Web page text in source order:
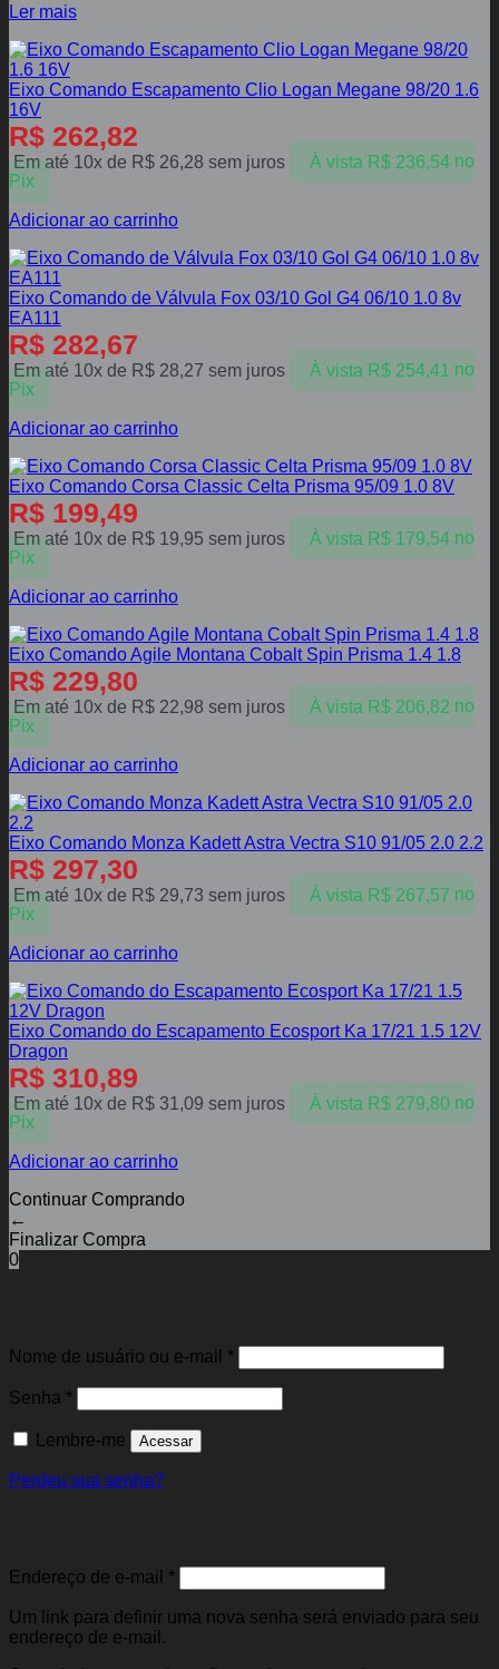
Ler mais
Eixo Comando Escapamento Clio Logan Megane 98/20 1.6
16V
R$ 262,82
Em até 10x de R$ 26,28 sem juros À vista R$236,54 no
Pix
Adicionar ao carrinho
Eixo Comando de Válvula Fox 03/10 Gol G4 06/10 1.0 8v
EA111
R$ 282,67
Em até 10x de R$ 28,27 sem juros À vista R$254,41 no
Pix
Adicionar ao carrinho
Eixo Comando Corsa Classic Celta Prisma 95/09 1.0 8V
R$ 199,49
Em até 10x de R$ 19,95 sem juros À vista R$179,54 no
Pix
Adicionar ao carrinho
Eixo Comando Agile Montana Cobalt Spin Prisma 1.4 1.8
R$ 229,80
Em até 10x de R$ 22,98 sem juros À vista R$206,82 no
Pix
Adicionar ao carrinho
Eixo Comando Monza Kadett Astra Vectra S10 91/05 2.0 2.2
R$ 297,30
Em até 10x de R$ 29,73 sem juros À vista R$267,57 no
Pix
Adicionar ao carrinho
Eixo Comando do Escapamento Ecosport Ka 17/21 1.5 12V
Dragon
R$ 310,89
Em até 10x de R$ 31,09 sem juros À vista R$279,80 no
Pix
Adicionar ao carrinho
Continuar Comprando
←
Finalizar Compra
0
Nome de usuário ou e-mail *Obrigatório
Senha *Obrigatório
Lembre-me Acessar
Perdeu sua senha?
Endereço de e-mail *Obrigatório
Um link para definir uma nova senha será enviado para seu
endereço de e-mail.